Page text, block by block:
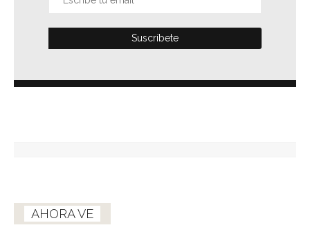
AHORA VE